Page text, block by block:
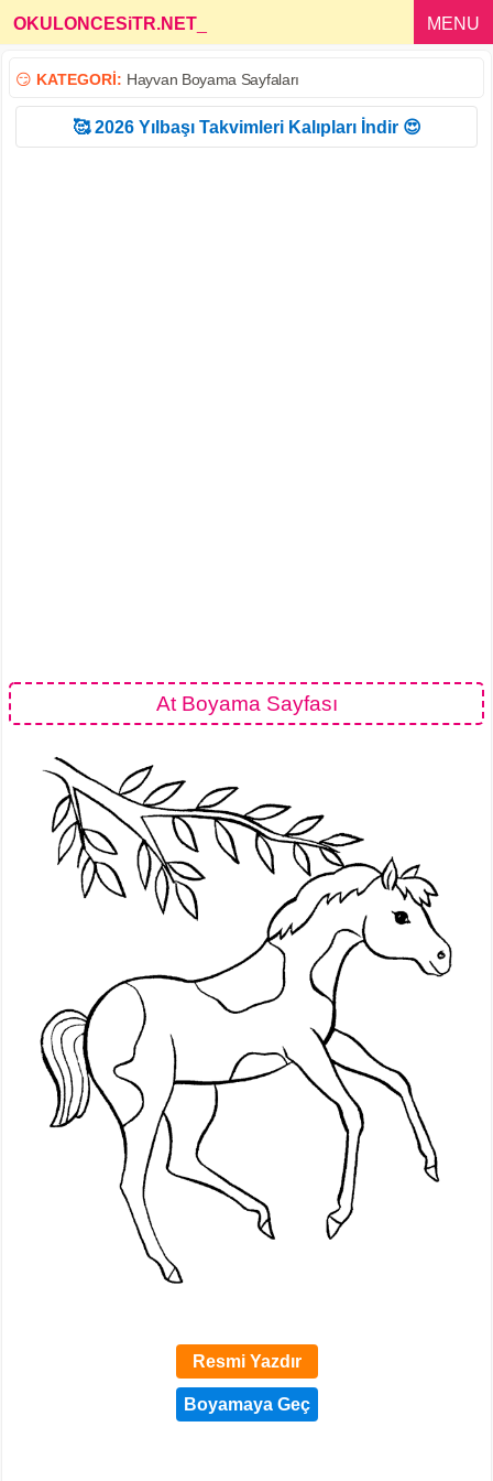
OKULONCESiTR.NET MENU
😏 KATEGORİ: Hayvan Boyama Sayfaları
🥰 2026 Yılbaşı Takvimleri Kalıpları İndir 😍
At Boyama Sayfası
Resmi Yazdır